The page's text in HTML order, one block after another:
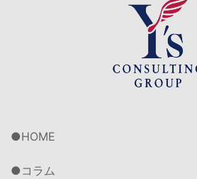
HOME
コラム